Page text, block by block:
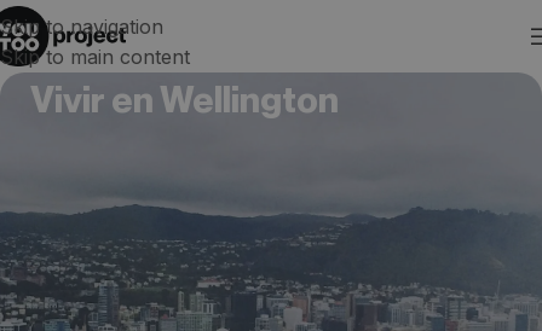
Skip to navigation
Skip to main content
Vivir en Wellington